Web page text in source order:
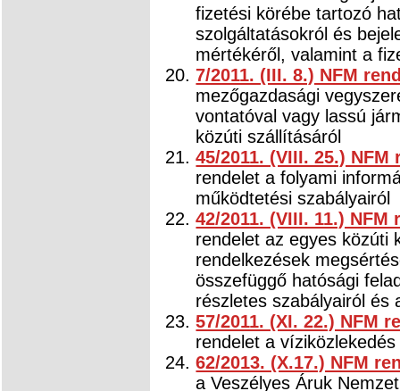
fizetési körébe tartozó
szolgáltatásokról és
mértékéről, valamint a
7/2011. (III. 8.) NFM
mezőgazdasági
vontatóval vagy lassú
közúti szállításáról
45/2011. (VIII. 25.) NFM
rendelet a folyami
működtetési szabályairól
42/2011. (VIII. 11.) NFM
rendelet az egyes közúti
rendelkezések
összefüggő hatósági
részletes szabályairól és
57/2011. (XI. 22.) NFM
rendelet a
62/2013. (X.17.) NFM
a Veszélyes Áruk